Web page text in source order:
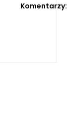
Komentarzy: